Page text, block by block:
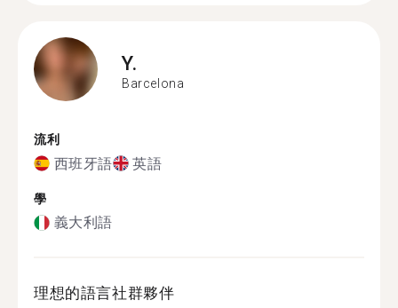
Y.
Barcelona
流利
西班牙語 英語
學
義大利語
理想的語言社群夥伴